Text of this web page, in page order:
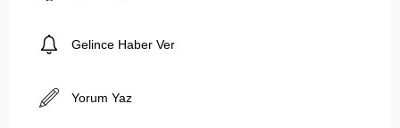
Gelince Haber Ver
Yorum Yaz